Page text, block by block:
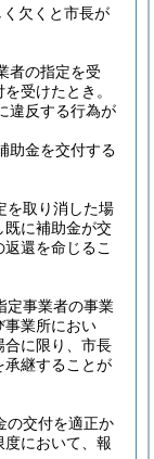
欠くと市長が
者の指定を受
受けたとき。
違反する行為が
助金を交付する
を取り消した場
既に補助金が交
還を命じるこ
定事業者の事業
事業所におい
合に限り、市長
承継することが
の交付を適正か
において、報